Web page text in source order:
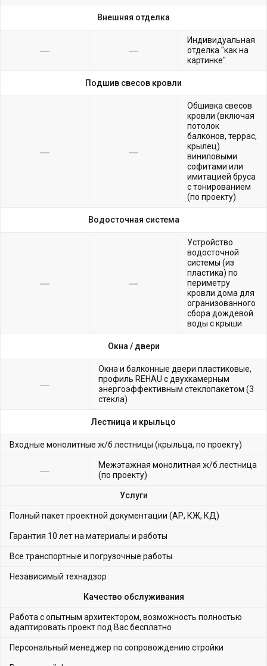
Внешняя отделка
Индивидуальная
отделка "как на
картинке"
Подшив свесов кровли
Обшивка свесов
кровли (включая
потолок
балконов, террас,
крылец)
виниловыми
софитами или
имитацией бруса
с тонированием
(по проекту)
Водосточная система
Устройство
водосточной
системы (из
пластика) по
периметру
кровли дома для
огранизованного
сбора дождевой
воды с крыши
Окна / двери
Окна и балконные двери пластиковые,
профиль REHAU с двухкамерным
энергоэффективным стеклопакетом (3
стекла)
Лестница и крыльцо
Входные монолитные ж/б лестницы (крыльца, по проекту)
Межэтажная монолитная ж/б лестница
(по проекту)
Услуги
Полный пакет проектной документации (АР, КЖ, КД)
Гарантия 10 лет на материалы и работы
Все транспортные и погрузочные работы
Независимый технадзор
Качество обслуживания
Работа с опытным архитектором, возможность полностью
адаптировать проект под Вас бесплатно
Персональный менеджер по сопровождению стройки